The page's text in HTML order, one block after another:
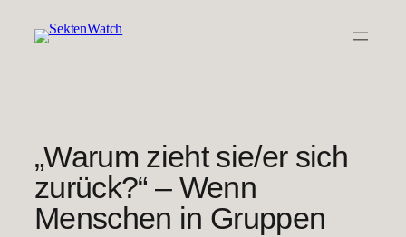
Inhalt
„Warum zieht sie/er sich
zurück?“ – Wenn
Menschen in Gruppen